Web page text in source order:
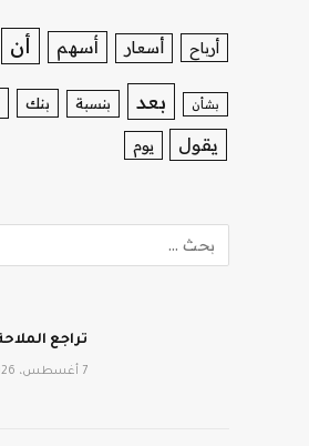
أرباح أسعار أسهم أن
بشأن بعد بنسبة بنك
يقول يوم
تراجع
7 أغسطس، 2026